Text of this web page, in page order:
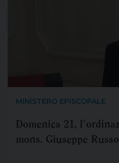
MINISTERO EPISCOPALE
Domenica 21,
mons. Giuseppe Russo